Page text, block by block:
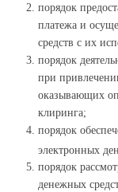
порядок
платежа и
средств с их
порядок
при
оказывающих
клиринга;
порядок
электронных
порядок
денежных